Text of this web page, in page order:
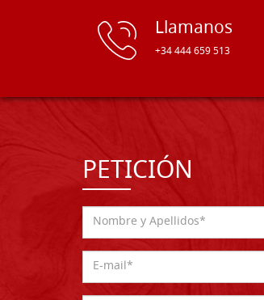
Llamanos
+34 444 659 513
PETICIÓN